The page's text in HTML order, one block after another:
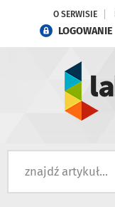
O SERWISIE
LOGOWANIE